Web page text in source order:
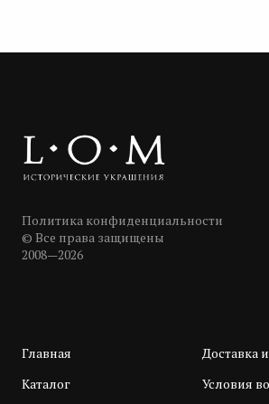
Политика конфиденциальности
© Все права защищены
2008—2026
Главная
Каталог
Доставка
Условия